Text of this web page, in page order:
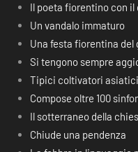
Il poeta fiorentino con il
Un vandalo immaturo
Una festa fiorentina del
Si tengono sempre
Tipici coltivatori asiatici
Compose oltre 100
Il sotterraneo della
Chiude una pendenza